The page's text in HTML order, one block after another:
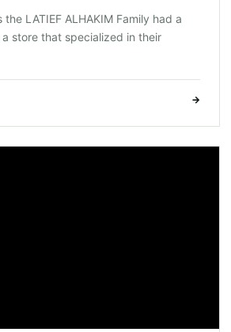
LATIEF ALHAKIM Family had a
store that specialized in their
→